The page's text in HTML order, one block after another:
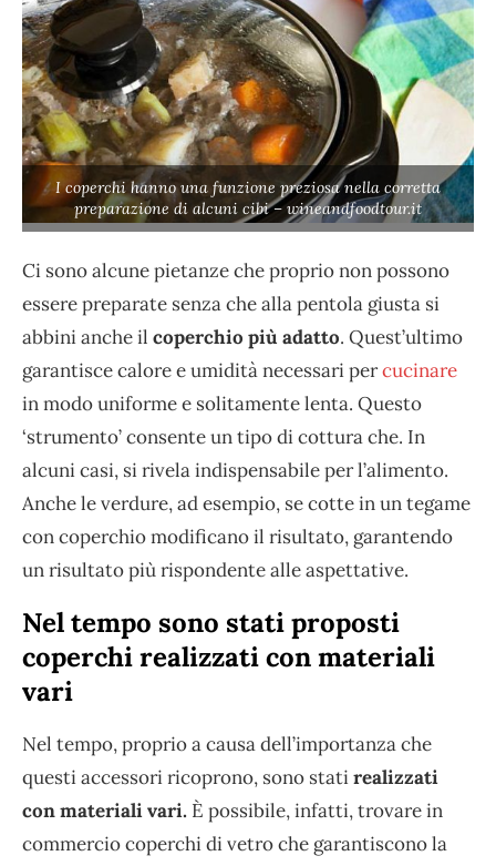
I coperchi hanno una funzione preziosa nella corretta
preparazione di alcuni cibi – wineandfoodtour.it
Ci sono alcune pietanze che proprio non possono
essere preparate senza che alla pentola giusta si
abbini anche il coperchio più adatto. Quest’ultimo
garantisce calore e umidità necessari percucinare
in modo uniforme e solitamente lenta. Questo
‘strumento’ consente un tipo di cottura che. In
alcuni casi, si rivela indispensabile per l’alimento.
Anche le verdure, ad esempio, se cotte in un tegame
con coperchio modificano il risultato, garantendo
un risultato più rispondente alle aspettative.
Nel tempo sono stati proposti
coperchi realizzati con materiali
vari
Nel tempo, proprio a causa dell’importanza che
questi accessori ricoprono, sono statirealizzati
con materiali vari. È possibile, infatti, trovare in
commercio coperchi di vetro che garantiscono la